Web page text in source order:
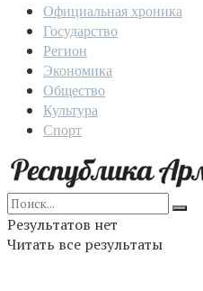
Официальная хроника
Государство
Регион
Экономика
Общество
Культура
Спорт
Результатов нет
Читать все результаты